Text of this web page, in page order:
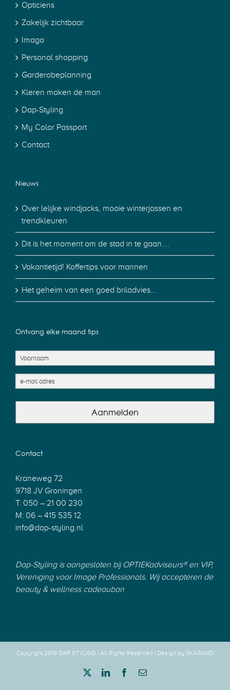
Opticiens
Zakelijk zichtbaar
Imago
Personal shopping
Garderobeplanning
Kleren maken de man
Dap-Styling
My Color Passport
Contact
Nieuws
Over lelijke windjacks, mooie winterjassen en
trendkleuren
Dit is het moment om de stad in te gaan….
Vakantietijd! Koffertips voor mannen
Het geheim van een goed briladvies…
Ontvang elke maand tips
Aanmelden
Contact
Kraneweg 72
9718 JV Groningen
T: 050 – 21 00 230
M: 06 – 415 535 12
info@dap-styling.nl
Dap-Styling is aangesloten bij OPTIEKadviseurs®en VIP,
Vereniging voor Image Professionals. Wij accepteren de
beauty & wellness cadeaubon
Copyright 2019 DAP STYLING | All Rights Reserved | Design by SKAPANDI
TwitterLinkedInFacebook
E-